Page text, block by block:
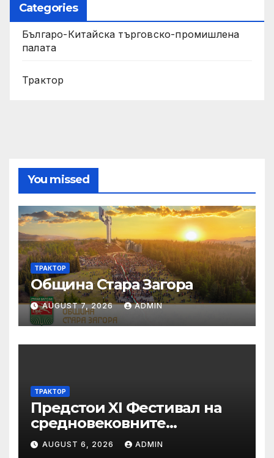
Categories
Българо-Китайска търговско-промишлена
палата
Трактор
You missed
ТРАКТОР
Община Стара Загора
AUGUST 7, 2026 ADMIN
ТРАКТОР
Предстои XI Фестивал на
средновековните
традиции, бит и култура
„Калето
AUGUST 6, 2026 ADMIN